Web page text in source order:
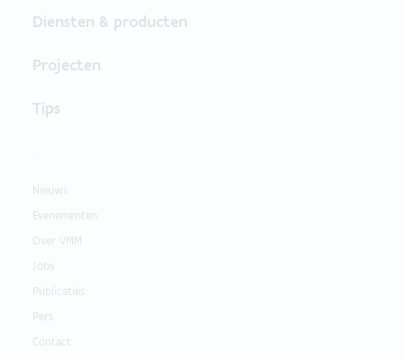
Diensten & producten
Projecten
Tips
Nieuws
Evenementen
Over VMM
Jobs
Publicaties
Pers
Contact